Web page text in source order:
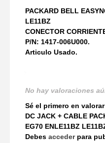
PACKARD BELL
LE11BZ
CONECTOR
P/N: 1417-006U000.
Articulo Usado.
No hay valoraciones
Sé el primero en valorar
DC JACK + CABLE
EG70 ENLE11BZ
Debes accederpara